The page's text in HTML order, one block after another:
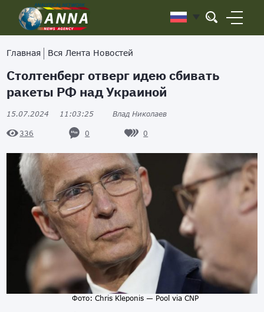
Главная Вся Лента Новостей
Столтенберг отверг идею сбивать
ракеты РФ над Украиной
15.07.2024 11:03:25 Влад Николаев
336 0 0
Фото: Chris Kleponis — Pool via CNP